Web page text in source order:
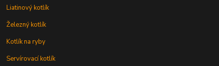
Liatinový kotlík
Železný kotlík
Kotlík na ryby
Servírovací kotlík